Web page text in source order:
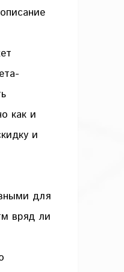
как и
и
для
вряд ли